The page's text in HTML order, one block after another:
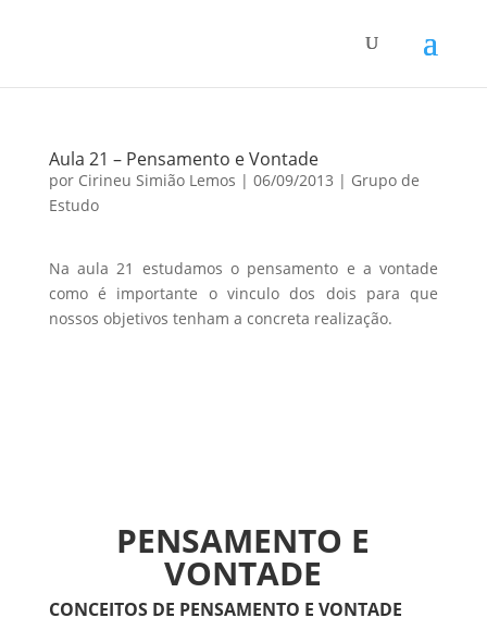
Aula 21 – Pensamento e Vontade
por Cirineu Simião Lemos | 06/09/2013 | Grupo de
Estudo
Na aula 21 estudamos o pensamento e a vontade
como é importante o vinculo dos dois para que
nossos objetivos tenham a concreta realização.
PENSAMENTO E
VONTADE
CONCEITOS DE PENSAMENTO E VONTADE